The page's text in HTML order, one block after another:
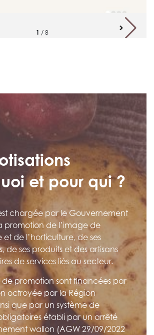
1 / 8
et pour qui ?
chargée par le Gouvernement
promotion de l’image de
et de l’horticulture, de ses
de ses produits et des artisans
de services liés au secteur.
de promotion sont financées par
octroyée par la Région
que par un système de
établi par un arrêté
wallon (AGW 29/09/2022